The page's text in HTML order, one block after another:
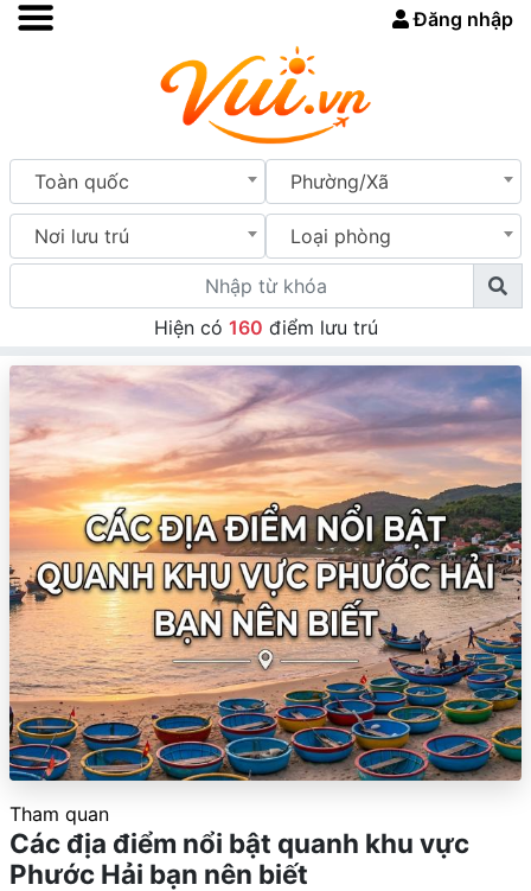
Đăng nhập
Toàn quốc Phường/Xã
Nơi lưu trú Loại phòng
Hiện có 160 điểm lưu trú
Tham quan
Các địa điểm nổi bật quanh khu vực
Phước Hải bạn nên biết